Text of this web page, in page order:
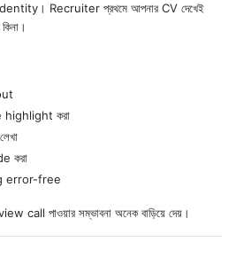
Recruiter প্রথমে আপনার CV দেখেই
করা
করা
error-free
call পাওয়ার সম্ভাবনা অনেক বাড়িয়ে দেয়।